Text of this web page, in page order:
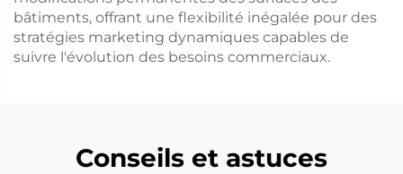
bâtiments, offrant une flexibilité inégalée pour des
stratégies marketing dynamiques capables de
suivre l'évolution des besoins commerciaux.
Conseils et astuces